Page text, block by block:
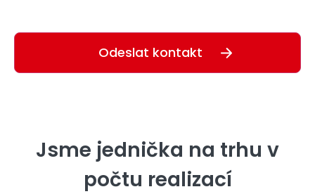
Jsme jednička na trhu v
počtu realizací